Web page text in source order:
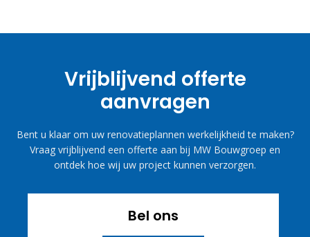
Vrijblijvend offerte
aanvragen
Bent u klaar om uw renovatieplannen werkelijkheid te maken?
Vraag vrijblijvend een offerte aan bij MW Bouwgroep en
ontdek hoe wij uw project kunnen verzorgen.
Bel ons